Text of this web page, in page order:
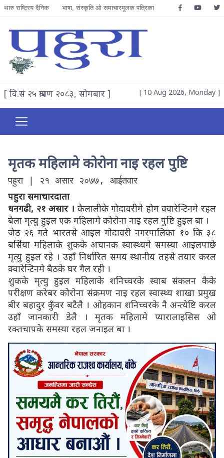
थारु राष्ट्रिय दैनिक भाषा, संस्कृति ओ समाचारमूलक पत्रिका
[ वि.सं २५ श्रावण २०८३, सोमबार ] [ 10 Aug 2026, Monday ]
मृतक महिलामे कोरोना नाइ रहल पुष्टि
पहुरा | २१ असार २०७७, आईतवार
पहुरा समाचारदाता
धनगढी, २१ असार । कैलालीके गोदावरीमे होम क्वारेन्टिनमे रहल
बेला मृत्यु हुइल एक महिलामे कोरोना नाइ रहल पुष्टि हुइल बा ।
जेठ २६ गते भारतसे आइल गोदावरी नगरपालिका १० कि ३८
बर्सिया महिलाके शुकके अचानक स्वास्थ्यमे समस्या आइलपाछे
मृत्यु हुइल रहे । उहाँ निर्धारित समय स्थानीय तहसे तयार करल
क्वारेन्टिनमे बैठके घर गैल रही ।
शुकके मृत्यु हुइल महिलाके शनिच्चरके स्वाब संकलन कैके
परीक्षण करेबर कोरोना संक्रमण नाइ रहल स्वास्थ्य शाखा प्रमुख
बीर बहादुर कुँवर बटैलै । ओहकान शनिच्चरके नै अन्त्येष्टि करल
उहाँ जानकारी डेलै । मृतक महिलामे प्यारालाइसिस ओ
रक्तचापके समस्या रहल जनाइल बा ।